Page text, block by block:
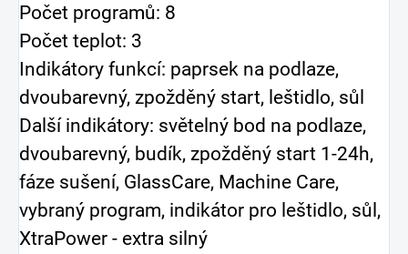
Počet programů: 8
Počet teplot: 3
Indikátory funkcí: paprsek na podlaze,
dvoubarevný, zpožděný start, leštidlo, sůl
Další indikátory: světelný bod na podlaze,
dvoubarevný, budík, zpožděný start 1-24h,
fáze sušení, GlassCare, Machine Care,
vybraný program, indikátor pro leštidlo, sůl,
XtraPower - extra silný